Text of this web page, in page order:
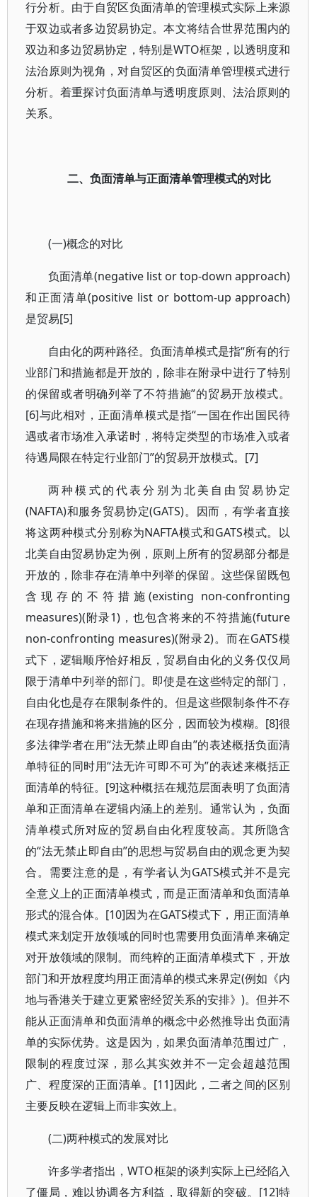
行分析。由于自贸区负面清单的管理模式实际上来源
于双边或者多边贸易协定。本文将结合世界范围内的
双边和多边贸易协定，特别是WTO框架，以透明度和
法治原则为视角，对自贸区的负面清单管理模式进行
分析。着重探讨负面清单与透明度原则、法治原则的
关系。
二、负面清单与正面清单管理模式的对比
(一)概念的对比
负面清单(negative list or top-down approach)
和正面清单(positive list or bottom-up approach)
是贸易[5]
自由化的两种路径。负面清单模式是指“所有的行
业部门和措施都是开放的，除非在附录中进行了特别
的保留或者明确列举了不符措施”的贸易开放模式。
[6]与此相对，正面清单模式是指“一国在作出国民待
遇或者市场准入承诺时，将特定类型的市场准入或者
待遇局限在特定行业部门”的贸易开放模式。[7]
两种模式的代表分别为北美自由贸易协定
(NAFTA)和服务贸易协定(GATS)。因而，有学者直接
将这两种模式分别称为NAFTA模式和GATS模式。以
北美自由贸易协定为例，原则上所有的贸易部分都是
开放的，除非存在清单中列举的保留。这些保留既包
含现存的不符措施(existing non-confronting
measures)(附录1)，也包含将来的不符措施(future
non-confronting measures)(附录2)。而在GATS模
式下，逻辑顺序恰好相反，贸易自由化的义务仅仅局
限于清单中列举的部门。即使是在这些特定的部门，
自由化也是存在限制条件的。但是这些限制条件不存
在现存措施和将来措施的区分，因而较为模糊。[8]很
多法律学者在用“法无禁止即自由”的表述概括负面清
单特征的同时用“法无许可即不可为”的表述来概括正
面清单的特征。[9]这种概括在规范层面表明了负面清
单和正面清单在逻辑内涵上的差别。通常认为，负面
清单模式所对应的贸易自由化程度较高。其所隐含
的“法无禁止即自由”的思想与贸易自由的观念更为契
合。需要注意的是，有学者认为GATS模式并不是完
全意义上的正面清单模式，而是正面清单和负面清单
形式的混合体。[10]因为在GATS模式下，用正面清单
模式来划定开放领域的同时也需要用负面清单来确定
对开放领域的限制。而纯粹的正面清单模式下，开放
部门和开放程度均用正面清单的模式来界定(例如《内
地与香港关于建立更紧密经贸关系的安排》)。但并不
能从正面清单和负面清单的概念中必然推导出负面清
单的实际优势。这是因为，如果负面清单范围过广，
限制的程度过深，那么其实效并不一定会超越范围
广、程度深的正面清单。[11]因此，二者之间的区别
主要反映在逻辑上而非实效上。
(二)两种模式的发展对比
许多学者指出，WTO框架的谈判实际上已经陷入
了僵局，难以协调各方利益，取得新的突破。[12]特